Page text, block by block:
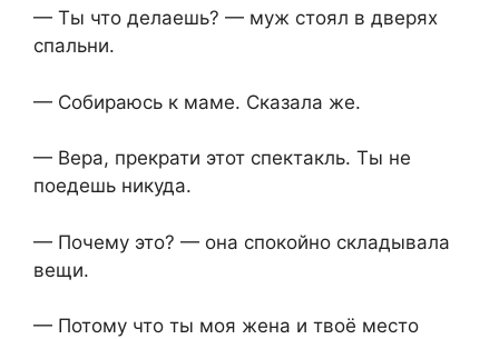
— Ты что делаешь? — муж стоял в дверях
спальни.
— Собираюсь к маме. Сказала же.
— Вера, прекрати этот спектакль. Ты не
поедешь никуда.
— Почему это? — она спокойно складывала
вещи.
— Потому что ты моя жена и твоё место